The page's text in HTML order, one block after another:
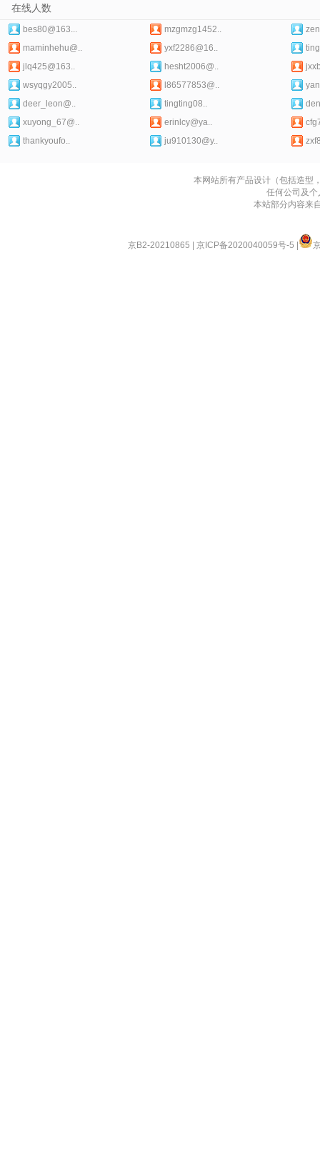
在线人数
bes80@163... mzgmzg1452..
maminhehu@..
yxf2286@16..
jlq425@163..
hesht2006@..
wsyqgy2005..
l86577853@..
deer_leon@..
tingting08..
xuyong_67@..
erinlcy@ya..
thankyoufo..
ju910130@y..
本网站所有产品设计（包括造型
任何公司及
本站部分内容来
京B2-20210865 京ICP备2020040059号-5